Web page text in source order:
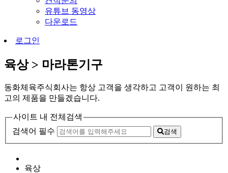
유튜브 동영상
다운로드
로그인
육상 > 마라톤기구
동화체육주식회사는 항상 고객을 생각하고 고객이 원하는 최
고의 제품을 만들겠습니다.
사이트 내 전체검색
검색어 필수
검색
육상